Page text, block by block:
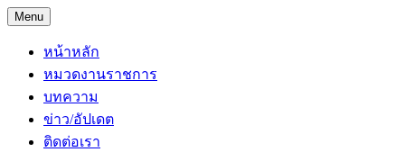
Skip
to
content
Menu
หน้าหลัก
หมวดงานราชการ
บทความ
ข่าว/อัปเดต
ติดต่อเรา